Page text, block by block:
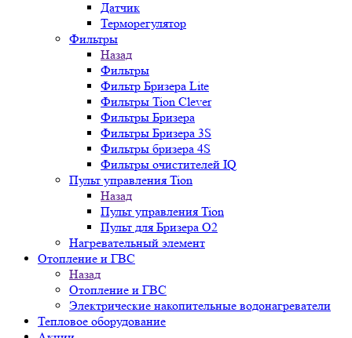
Датчик
Терморегулятор
Фильтры
Назад
Фильтры
Фильтр Бризера Lite
Фильтры Tion Clever
Фильтры Бризера
Фильтры Бризера 3S
Фильтры бризера 4S
Фильтры очистителей IQ
Пульт управления Tion
Назад
Пульт управления Tion
Пульт для Бризера O2
Нагревательный элемент
Отопление и ГВС
Назад
Отопление и ГВС
Электрические накопительные водонагреватели
Тепловое оборудование